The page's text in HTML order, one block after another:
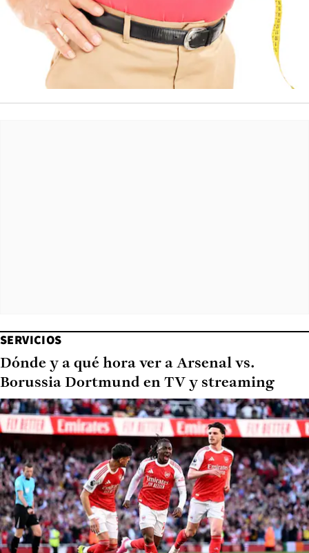
SERVICIOS
Dónde y a qué hora ver a Arsenal vs.
Borussia Dortmund en TV y streaming